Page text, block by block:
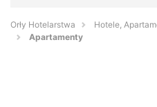
Orły Hotelarstwa
Hotele,
Apartamenty